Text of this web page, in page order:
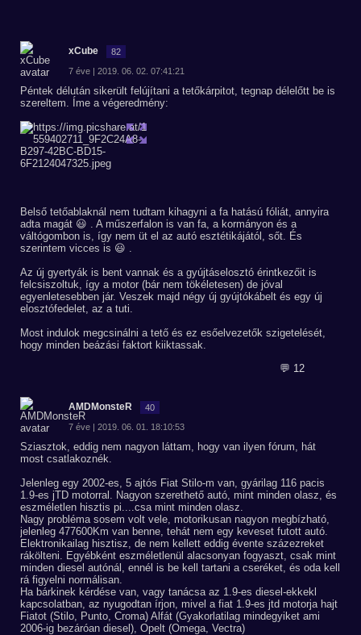
xCube 82
7 éve | 2019. 06. 02. 07:41:21
Péntek délután sikerült felújítani a tetőkárpitot, tegnap délelőtt be is
szereltem. Íme a végeredmény:
Belső tetőablaknál nem tudtam kihagyni a fa hatású fóliát, annyira
adta magát 😃 . A műszerfalon is van fa, a kormányon és a
váltógombon is, így nem üt el az autó esztétikájától, sőt. És
szerintem vicces is 😃 .
Az új gyertyák is bent vannak és a gyújtáselosztó érintkezőit is
felcsiszoltuk, így a motor (bár nem tökéletesen) de jóval
egyenletesebben jár. Veszek majd négy új gyújtókábelt és egy új
elosztófedelet, az a tuti.
Most indulok megcsinálni a tető és ez esőelvezetők szigetelését,
hogy minden beázási faktort kiiktassak.
💬 12
AMDMonsteR 40
7 éve | 2019. 06. 01. 18:10:53
Sziasztok, eddig nem nagyon láttam, hogy van ilyen fórum, hát
most csatlakoznék.
Jelenleg egy 2002-es, 5 ajtós Fiat Stilo-m van, gyárilag 116 pacis
1.9-es jTD motorral. Nagyon szerethető autó, mint minden olasz, és
eszméletlen hisztis pi....csa mint minden olasz.
Nagy probléma sosem volt vele, motorikusan nagyon megbízható,
jelenleg 477600Km van benne, tehát nem egy keveset futott autó.
Elektronikailag hisztisz, de nem kellett eddig évente százezreket
rákölteni. Egyébként eszméletlenül alacsonyan fogyaszt, csak mint
minden diesel autónál, ennél is be kell tartani a cseréket, és oda kell
rá figyelni normálisan.
Ha bárkinek kérdése van, vagy tanácsa az 1.9-es diesel-ekkekl
kapcsolatban, az nyugodtan írjon, mivel a fiat 1.9-es jtd motorja hajt
Fiatot (Stilo, Punto, Croma) Alfát (Gyakorlatilag mindegyiket ami
2006-ig bezáróan diesel), Opelt (Omega, Vectra)